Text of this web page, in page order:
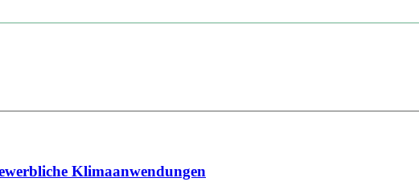
Klimaanwendungen